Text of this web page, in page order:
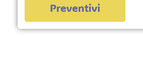
Preventivi